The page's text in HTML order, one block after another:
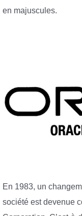
en majuscules.
En 1983, un
société est devenue